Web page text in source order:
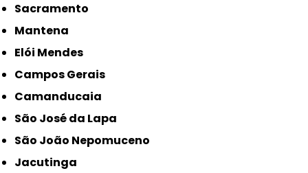
Sacramento
Mantena
Elói Mendes
Campos Gerais
Camanducaia
São José da Lapa
São João Nepomuceno
Jacutinga